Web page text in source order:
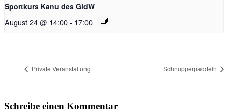
Sportkurs Kanu des GidW
August 24 @ 14:00- 17:00
Private Veranstaltung Schnupperpaddeln
Schreibe einen Kommentar